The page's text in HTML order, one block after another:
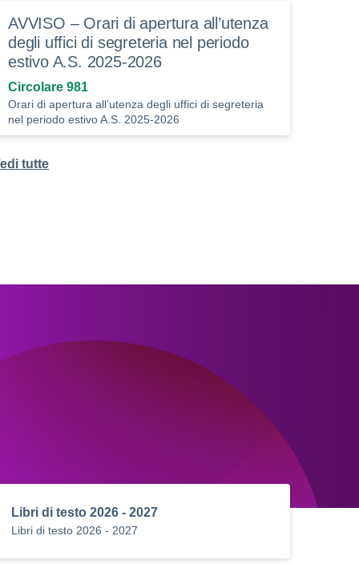
AVVISO – Orari di apertura all’utenza
degli uffici di segreteria nel periodo
estivo A.S. 2025-2026
Circolare 981
Orari di apertura all’utenza degli uffici di segreteria
nel periodo estivo A.S. 2025-2026
tutte
Libri di testo 2026 - 2027
Libri di testo 2026 - 2027